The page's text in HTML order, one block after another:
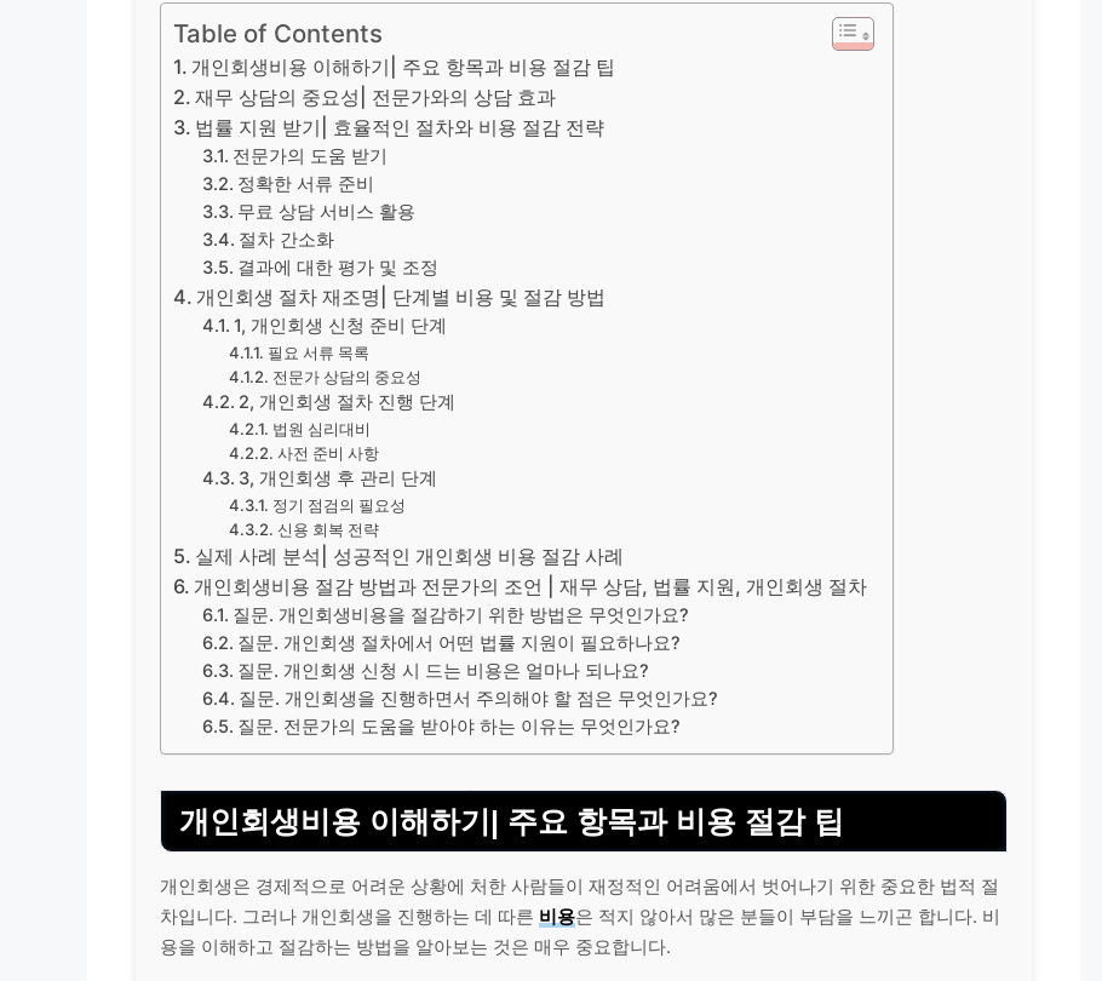
Table of Contents
개인회생비용 이해하기| 주요 항목과 비용 절감 팁
재무 상담의 중요성| 전문가와의 상담 효과
법률 지원 받기| 효율적인 절차와 비용 절감 전략
전문가의 도움 받기
정확한 서류 준비
무료 상담 서비스 활용
절차 간소화
결과에 대한 평가 및 조정
개인회생 절차 재조명| 단계별 비용 및 절감 방법
1, 개인회생 신청 준비 단계
필요 서류 목록
전문가 상담의 중요성
2, 개인회생 절차 진행 단계
법원 심리대비
사전 준비 사항
3, 개인회생 후 관리 단계
정기 점검의 필요성
신용 회복 전략
실제 사례 분석| 성공적인 개인회생 비용 절감 사례
개인회생비용 절감 방법과 전문가의 조언 | 재무 상담, 법률 지원, 개인회생 절차
질문. 개인회생비용을 절감하기 위한 방법은 무엇인가요?
질문. 개인회생 절차에서 어떤 법률 지원이 필요하나요?
질문. 개인회생 신청 시 드는 비용은 얼마나 되나요?
질문. 개인회생을 진행하면서 주의해야 할 점은 무엇인가요?
질문. 전문가의 도움을 받아야 하는 이유는 무엇인가요?
개인회생비용 이해하기| 주요 항목과 비용 절감 팁
개인회생은 경제적으로 어려운 상황에 처한 사람들이 재정적인 어려움에서 벗어나기 위한 중요한 법적 절
차입니다. 그러나 개인회생을 진행하는 데 따른 비용은 적지 않아서 많은 분들이 부담을 느끼곤 합니다. 비
용을 이해하고 절감하는 방법을 알아보는 것은 매우 중요합니다.